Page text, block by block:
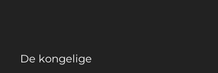
De kongelige